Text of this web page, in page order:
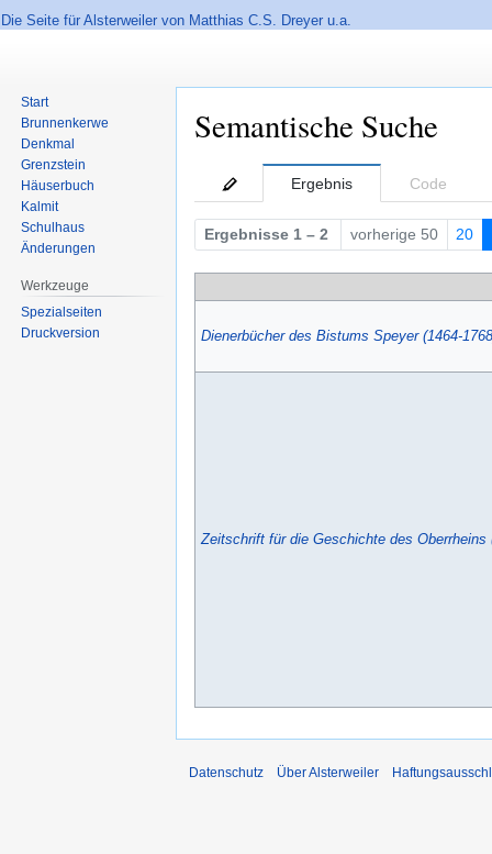
Die Seite für Alsterweiler von Matthias C.S. Dreyer u.a.
Semantische Suche
Navigation
springen
Suche
springen
Ergebnis Code
Ergebnisse 1 – 2 vorherige 50 20
Dienerbücher des Bistums Speyer (1464-
Zeitschrift für die Geschichte des Oberrheins
Start
Brunnenkerwe
Denkmal
Grenzstein
Häuserbuch
Kalmit
Schulhaus
Änderungen
Werkzeuge
Spezialseiten
Druckversion
Datenschutz Über Alsterweiler